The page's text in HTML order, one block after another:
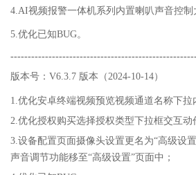
4.AI视频报警一体机系列内置喇叭声音控制
5.优化已知BUG。
版本号：V6.3.7 版本（2024-10-14）
1.优化安卓终端视频预览视频通道名称下拉
2.优化授权购买选择授权类型下拉框交互动
3.设备配置页面摄像头设置更名为“高级设
声音调节功能移至“高级设置”页面中；